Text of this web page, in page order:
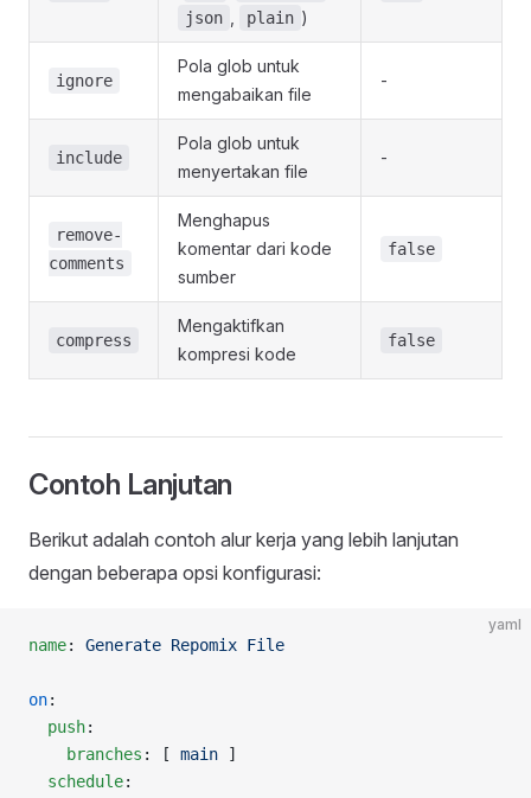
json plain )
ignore
Pola glob untuk
mengabaikan file
-
include
Pola glob untuk
menyertakan file
-
remove-
comments
Menghapus
komentar dari kode
sumber
false
compress
Mengaktifkan
kompresi kode
false
Contoh Lanjutan
Berikut adalah contoh alur kerja yang lebih lanjutan
dengan beberapa opsi konfigurasi:
yaml
name: Generate Repomix File
on:
  push
:
    branches
: [ main ]
  schedule
: